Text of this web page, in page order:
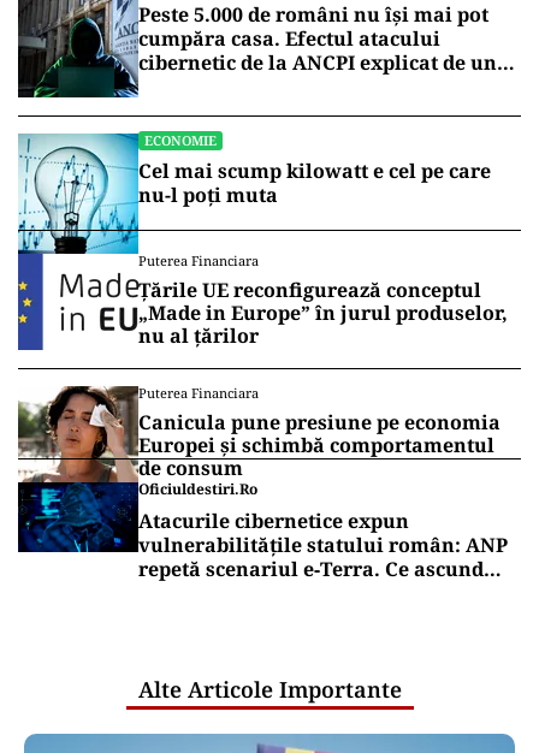
Peste 5.000 de români nu își mai pot
cumpăra casa. Efectul atacului
cibernetic de la ANCPI explicat de un
ECONOMIE
Cel mai scump kilowatt e cel pe care
nu-l poți muta
Puterea Financiara
Țările UE reconfigurează conceptul
„Made in Europe” în jurul produselor,
nu al țărilor
Puterea Financiara
Canicula pune presiune pe economia
Europei și schimbă comportamentul
de consum
Oficiuldestiri.ro
Atacurile cibernetice expun
vulnerabilitățile statului român: ANP
repetă scenariul e‑Terra. Ce ascund
Alte Articole Importante